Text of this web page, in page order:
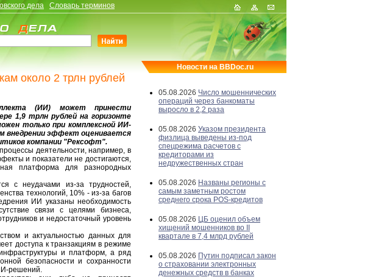
дела
Словарь терминов
около 2 трлн рублей
(ИИ) может принести
1,9 трлн рублей на горизонте
только при комплексной ИИ-
внедрении эффект оценивается
компании "Рексофт".
деятельности, например, в
и показатели не достигаются,
платформа для разнородных
с неудачами из-за трудностей,
технологий, 10% - из-за багов
ИИ указаны необходимость
связи с целями бизнеса,
и недостаточный уровень
и актуальностью данных для
доступа к транзакциям в режиме
и платформ, а ряд
безопасности и сохранности
решений.
Новости на BBDoc.ru
05.08.2026 Число мошеннических
операций через банкоматы
выросло в 2,2 раза
05.08.2026 Указом президента
физлица выведены из-под
спецрежима расчетов с
кредиторами из
недружественных стран
05.08.2026 Названы регионы с
самым заметным ростом
среднего срока POS-кредитов
05.08.2026 ЦБ оценил объем
хищений мошенников во II
квартале в 7,4 млрд рублей
05.08.2026 Путин подписал закон
о страховании электронных
денежных средств в банках